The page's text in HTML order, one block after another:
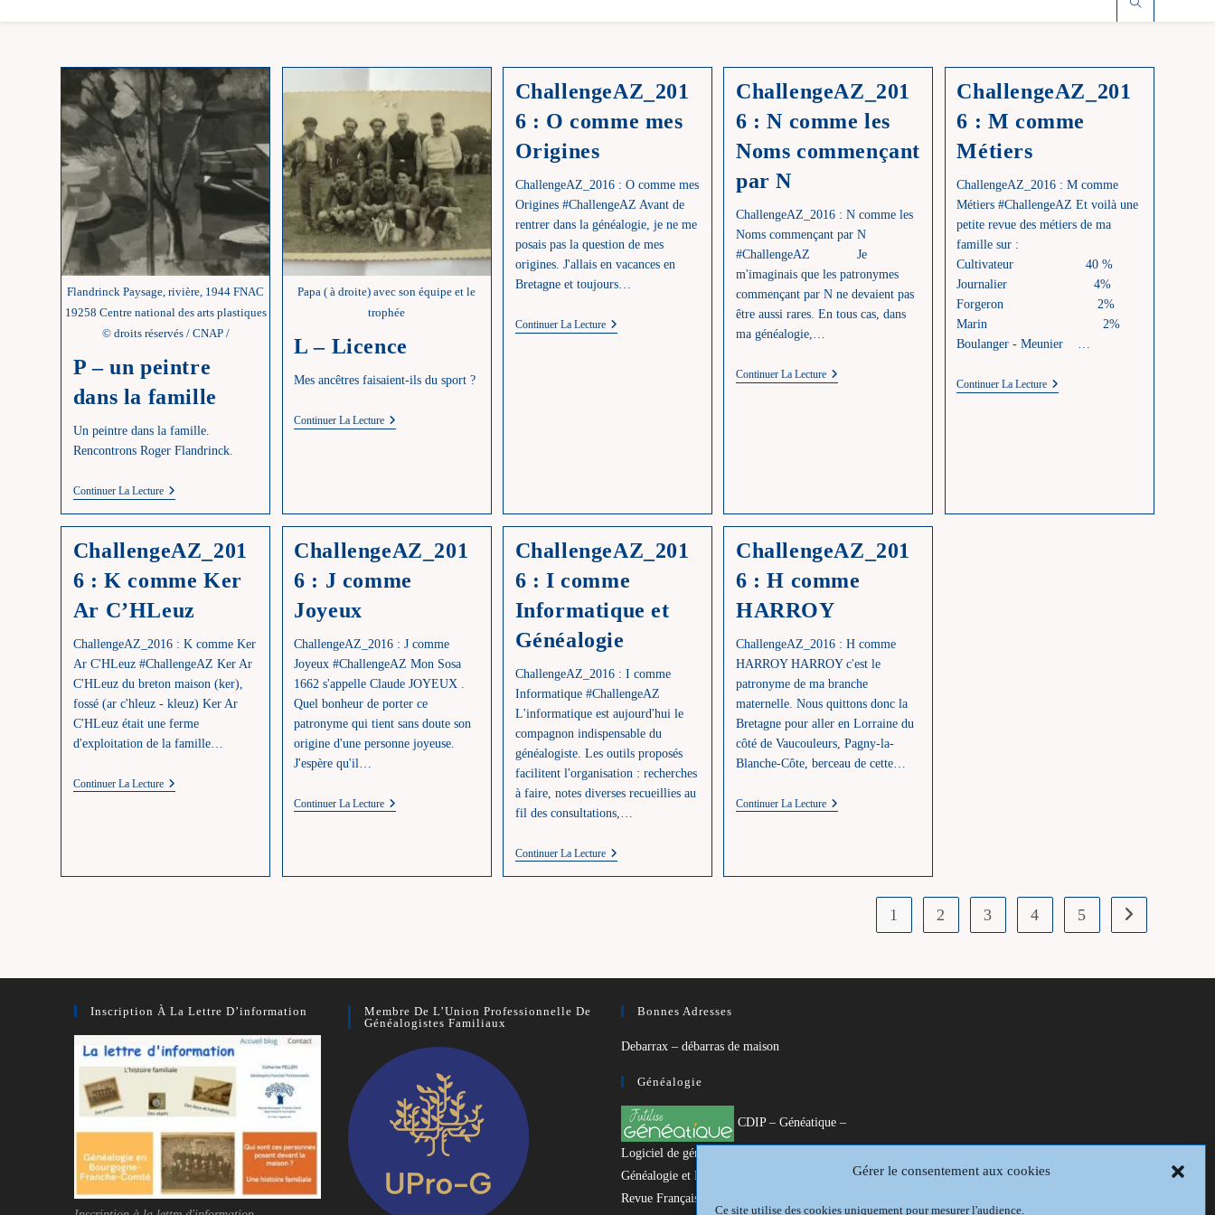
Gérer le consentement aux cookies
Ce site utilise des cookies uniquement pour mesurer l'audience.
Flandrinck Paysage, rivière, 1944 FNAC
19258 Centre national des arts plastiques
© droits réservés / CNAP /
P – un peintre
dans la famille
Un peintre dans la famille.
Rencontrons Roger Flandrinck.
Continuer La LectureP
Dans
Famille
Papa ( à droite) avec son équipe et le
trophée
L – Licence
Mes ancêtres faisaient-ils du sport ?
Continuer La LectureL
ChallengeAZ_201
6 : O comme mes
Origines
ChallengeAZ_2016 : O comme mes
Origines #ChallengeAZ Avant de
rentrer dans la généalogie, je ne me
posais pas la question de mes
origines. J'allais en vacances en
Bretagne et toujours…
Continuer La LectureChallengeAZ_2016
ChallengeAZ_201
6 : N comme les
Noms commençant
par N
ChallengeAZ_2016 : N comme les
Noms commençant par N
#ChallengeAZ Je
m'imaginais que les patronymes
commençant par N ne devaient pas
être aussi rares. En tous cas, dans
ma généalogie,…
Continuer La LectureChallengeAZ_2016
ChallengeAZ_201
6 : M comme
Métiers
ChallengeAZ_2016 : M comme
Métiers #ChallengeAZ Et voilà une
petite revue des métiers de ma
famille sur :
Cultivateur 40 %
Journalier 4%
Forgeron 2%
Marin 2%
Boulanger - Meunier …
Continuer La LectureChallengeAZ_2016
ChallengeAZ_201
6 : K comme Ker
Ar C’HLeuz
ChallengeAZ_2016 : K comme Ker
Ar C'HLeuz #ChallengeAZ Ker Ar
C'HLeuz du breton maison (ker),
fossé (ar c'hleuz - kleuz) Ker Ar
C'HLeuz était une ferme
d'exploitation de la famille…
Continuer La LectureChallengeAZ_2016
ChallengeAZ_201
6 : J comme
Joyeux
ChallengeAZ_2016 : J comme
Joyeux #ChallengeAZ Mon Sosa
1662 s'appelle Claude JOYEUX .
Quel bonheur de porter ce
patronyme qui tient sans doute son
origine d'une personne joyeuse.
J'espère qu'il…
Continuer La LectureChallengeAZ_2016
ChallengeAZ_201
6 : I comme
Informatique et
Généalogie
ChallengeAZ_2016 : I comme
Informatique #ChallengeAZ
L'informatique est aujourd'hui le
compagnon indispensable du
généalogiste. Les outils proposés
facilitent l'organisation : recherches
à faire, notes diverses recueillies au
fil des consultations,…
Continuer La LectureChallengeAZ_2016
I
ChallengeAZ_201
6 : H comme
HARROY
ChallengeAZ_2016 : H comme
HARROY HARROY c'est le
patronyme de ma branche
maternelle. Nous quittons donc la
Bretagne pour aller en Lorraine du
côté de Vaucouleurs, Pagny-la-
Blanche-Côte, berceau de cette…
Continuer La LectureChallengeAZ_2016
1 2 3 4 5 Aller à la page
Inscription À La Lettre D’information
Membre De L’Union Professionnelle De
Généalogistes Familiaux
Bonnes Adresses
Debarrax – débarras de maison
Généalogie
CDIP – Généatique –
Logiciel de généalogie
Généalogie et Histoire du Dunkerquois
Revue Française de Généalogie